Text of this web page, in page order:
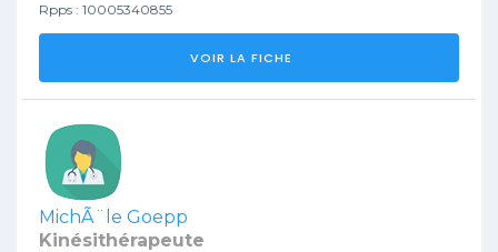
Rpps : 10005340855
VOIR LA FICHE
MichÃ¨le Goepp
Kinésithérapeute